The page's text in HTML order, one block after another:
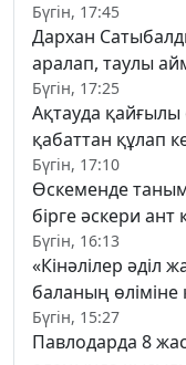
Бүгін, 17:45
Дархан
аралап, таулы
Бүгін, 17:25
Ақтауда
қабаттан құлап
Бүгін, 17:10
Өскеменде
бірге әскери
Бүгін, 16:13
«Кінәлілер әділ
баланың өліміне
Бүгін, 15:27
Павлодарда 8